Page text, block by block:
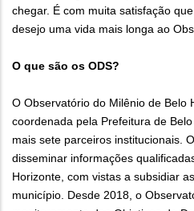
chegar. É com muita satisfação
desejo uma vida mais longa ao
O que são os ODS?
O Observatório do Milênio de Belo
coordenada pela Prefeitura de
mais sete parceiros institucionais.
disseminar informações
Horizonte, com vistas a subsidiar
município. Desde 2018, o